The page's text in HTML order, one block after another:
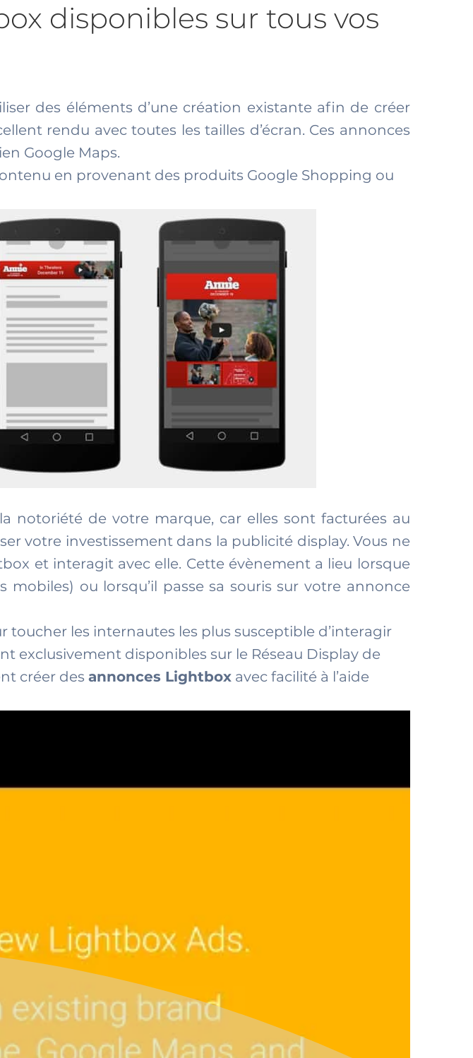
disponibles sur tous vos
des éléments d’une création existante afin de créer
rendu avec toutes les tailles d’écran. Ces annonces
Google Maps.
en provenant des produits Google Shopping ou
notoriété de votre marque, car elles sont facturées au
votre investissement dans la publicité display. Vous ne
et interagit avec elle. Cette évènement a lieu lorsque
ou lorsqu’il passe sa souris sur votre annonce
les internautes les plus susceptible d’interagir
exclusivement disponibles sur le Réseau Display de
créer des annonces Lightboxavec facilité à l’aide